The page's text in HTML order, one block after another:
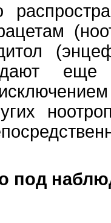
еще
под